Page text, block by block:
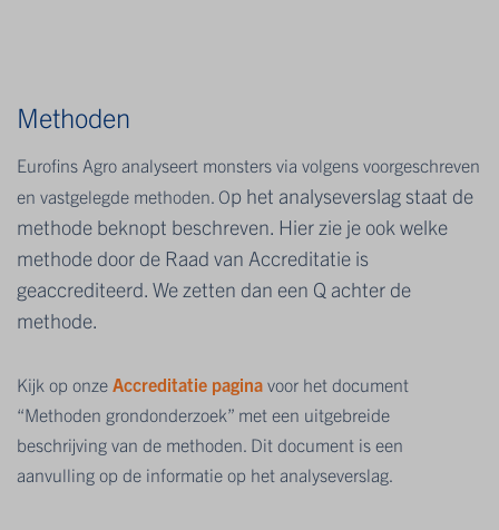
Methoden
Eurofins Agro analyseert monsters via volgens voorgeschreven
en vastgelegde methoden. Op het analyseverslag staat de
methode beknopt beschreven. Hier zie je ook welke
methode door de Raad van Accreditatie is
geaccrediteerd. We zetten dan een Q achter de
methode.
Kijk op onze Accreditatie pagina voor het document
“Methoden grondonderzoek” met een uitgebreide
beschrijving van de methoden. Dit document is een
aanvulling op de informatie op het analyseverslag.